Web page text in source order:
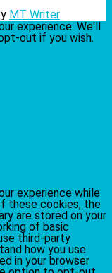
MT Writer
experience. We'll
out if you wish.
experience while
these cookies, the
are stored on your
of basic
third-party
how you use
in your browser